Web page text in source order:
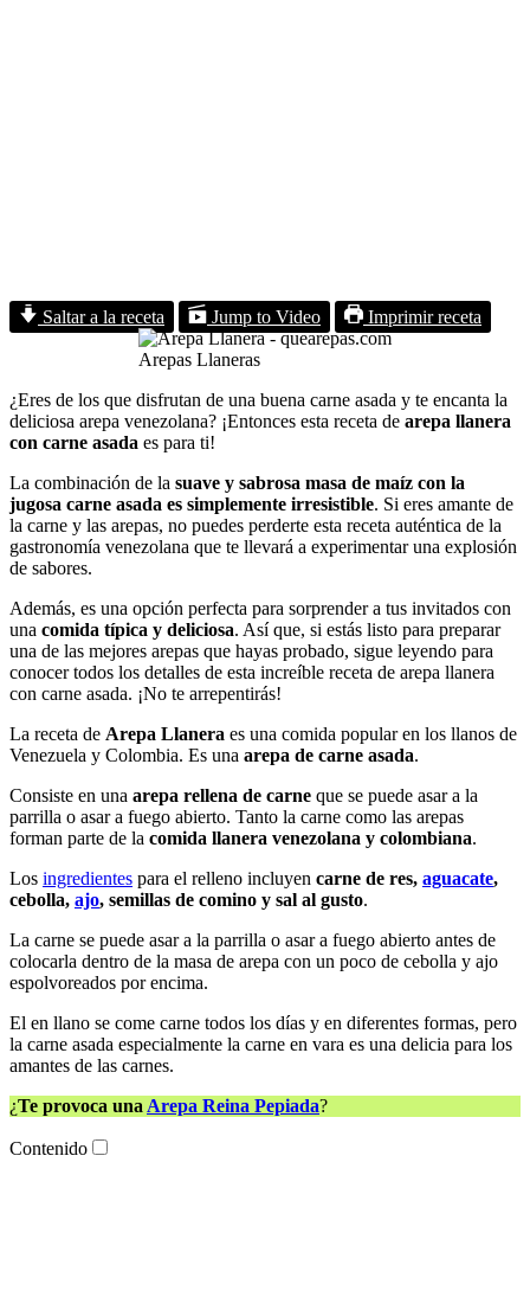
Saltar a la receta Jump to Video Imprimir receta
Arepas Llaneras
¿Eres de los que disfrutan de una buena carne asada y te encanta la
deliciosa arepa venezolana? ¡Entonces esta receta de arepa llanera
con carne asada es para ti!
La combinación de la suave y sabrosa masa de maíz con la
jugosa carne asada es simplemente irresistible. Si eres amante de
la carne y las arepas, no puedes perderte esta receta auténtica de la
gastronomía venezolana que te llevará a experimentar una explosión
de sabores.
Además, es una opción perfecta para sorprender a tus invitados con
una comida típica y deliciosa. Así que, si estás listo para preparar
una de las mejores arepas que hayas probado, sigue leyendo para
conocer todos los detalles de esta increíble receta de arepa llanera
con carne asada. ¡No te arrepentirás!
La receta de Arepa Llanera es una comida popular en los llanos de
Venezuela y Colombia. Es una arepa de carne asada.
Consiste en una arepa rellena de carne que se puede asar a la
parrilla o asar a fuego abierto. Tanto la carne como las arepas
forman parte de la comida llanera venezolana y colombiana.
Los ingredientes para el relleno incluyen carne de res, aguacate,
cebolla, ajo, semillas de comino y sal al gusto.
La carne se puede asar a la parrilla o asar a fuego abierto antes de
colocarla dentro de la masa de arepa con un poco de cebolla y ajo
espolvoreados por encima.
El en llano se come carne todos los días y en diferentes formas, pero
la carne asada especialmente la carne en vara es una delicia para los
amantes de las carnes.
¿Te provoca una Arepa Reina Pepiada?
Contenido